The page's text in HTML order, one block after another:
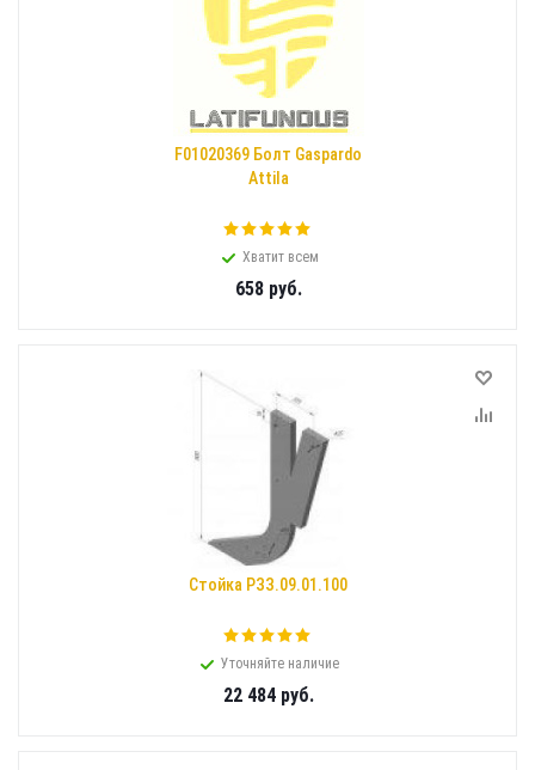
F01020369 Болт Gaspardo
Attila
Хватит всем
658руб.
Стойка РЗЗ.09.01.100
Уточняйте наличие
22 484руб.